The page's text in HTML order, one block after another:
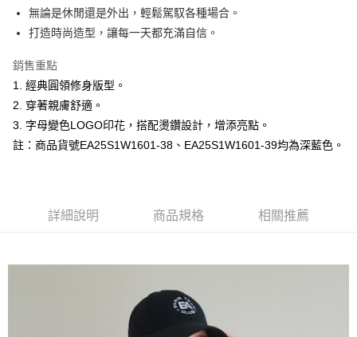
ATM付款
全家取貨付款
每筆NT$60，滿NT$1,500(含以上)免運費
付款後全家取貨
每筆NT$60，滿NT$1,500(含以上)免運費
每筆NT$60，滿NT$1,500(含以上)免運費
無論是休閒還是外出，輕鬆駕馭各種場合。
打造時尚造型，讓每一天都充滿自信。
銷售重點
1. 經典圓領修身版型。
2. 穿著親膚舒適。
3. 字母變色LOGO印花，搭配燙鑽設計，增添亮點。
註：商品貨號EA25S1W1601-38、EA25S1W1601-39均為深藍色。
詳細說明 商品規格 相關推薦